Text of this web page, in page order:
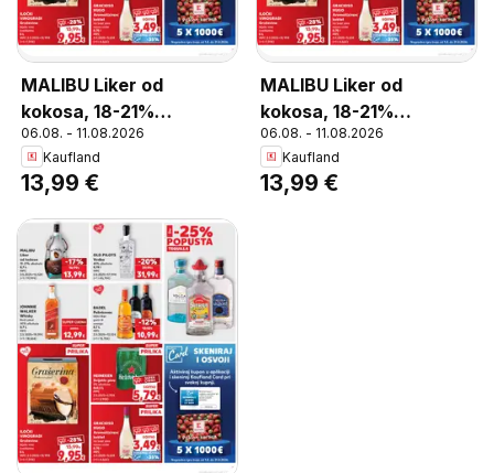
MALIBU Liker od
kokosa, 18-21%
alkohola, 0,7 L
06.08. - 11.08.2026
Kaufland
13,99 €
MALIBU Liker od
kokosa, 18-21%
alkohola, 0,7 L
06.08. - 11.08.2026
Kaufland
13,99 €